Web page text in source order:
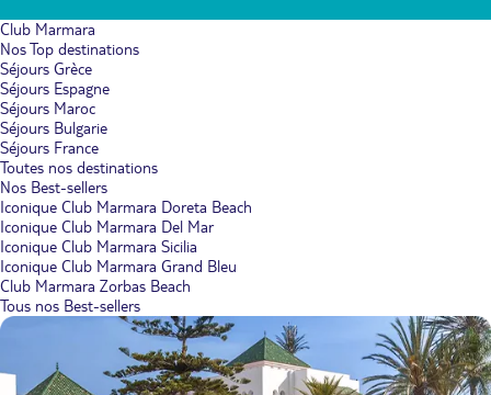
Club Marmara
Nos Top destinations
Séjours Grèce
Séjours Espagne
Séjours Maroc
Séjours Bulgarie
Séjours France
Toutes nos destinations
Nos Best-sellers
Iconique Club Marmara Doreta Beach
Iconique Club Marmara Del Mar
Iconique Club Marmara Sicilia
Iconique Club Marmara Grand Bleu
Club Marmara Zorbas Beach
Tous nos Best-sellers